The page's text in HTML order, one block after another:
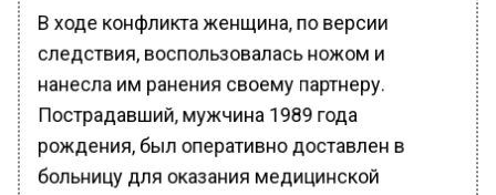
В ходе конфликта женщина, по версии
следствия, воспользовалась ножом и
нанесла им ранения своему партнеру.
Пострадавший, мужчина 1989 года
рождения, был оперативно доставлен в
больницу для оказания медицинской